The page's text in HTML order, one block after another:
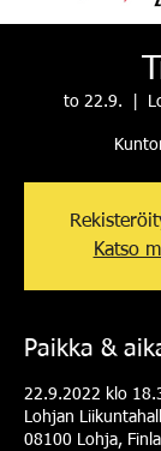
to 22.9.
Katso
Paikka &
22.9.2022 klo
Lohjan
08100 Lohja,